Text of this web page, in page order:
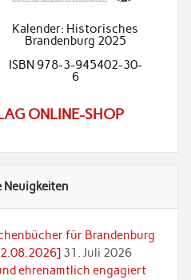
Kalender: Historisches
Brandenburg 2025
ISBN 978-3-945402-30-
6
ONLINE-SHOP
für Brandenburg
31. Juli 2026
ehrenamtlich engagiert